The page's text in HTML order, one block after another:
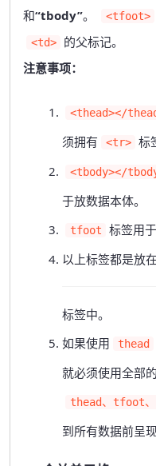
和“tbody”。 <tfoot>
<td>
的父标记。
注意事项：
<thead></
须拥有
<tr> 标
<tbody></
于放数据本体。
tfoot
标签用
以上标签都是放在
标签中。
如果使用
thead
就必须使用全部
thead、tfoot、
到所有数据前呈